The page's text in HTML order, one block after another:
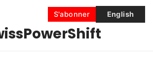
S'abonner English
S'abonner